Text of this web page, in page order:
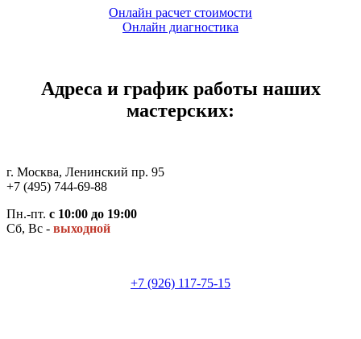
Онлайн расчет стоимости
Онлайн диагностика
Адреса и график работы наших
мастерских:
г. Москва, Ленинский пр. 95
+7 (495) 744-69-88
Пн.-пт. с 10:00 до 19:00
Сб, Вс - выходной
+7 (926) 117-75-15